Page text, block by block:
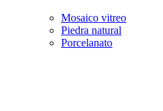
Mosaico vitreo
Piedra natural
Porcelanato